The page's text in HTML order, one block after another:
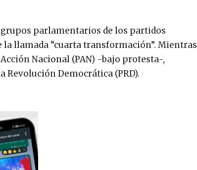
parlamentarios de los partidos
la llamada “cuarta transformación”. Mientras
Nacional (PAN) -bajo protesta-,
Democrática (PRD).